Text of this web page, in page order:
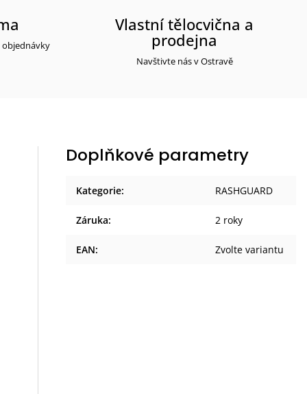
objednávky
Vlastní tělocvična a
prodejna
Navštivte nás v Ostravě
Doplňkové parametry
Kategorie: RASHGUARD
Záruka: 2 roky
EAN: Zvolte variantu